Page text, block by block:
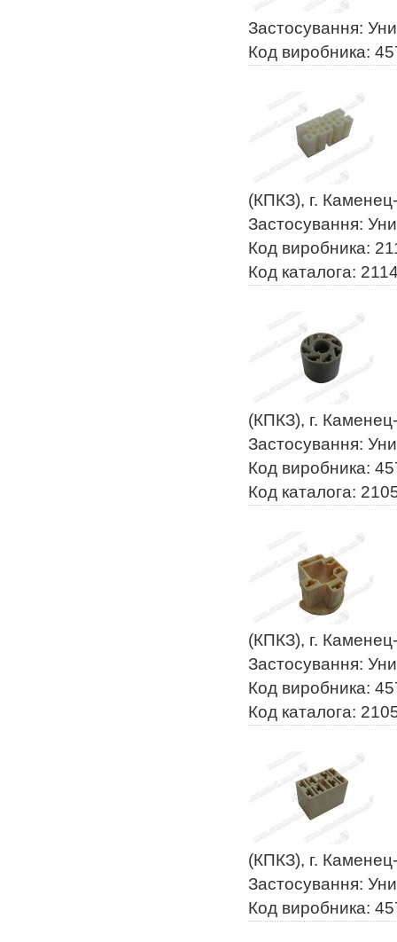
Застосування:
Код виробника:
(КПКЗ), г.
Застосування:
Код виробника:
Код каталога:
(КПКЗ), г.
Застосування:
Код виробника:
Код каталога:
(КПКЗ), г.
Застосування:
Код виробника:
Код каталога:
(КПКЗ), г.
Застосування:
Код виробника: